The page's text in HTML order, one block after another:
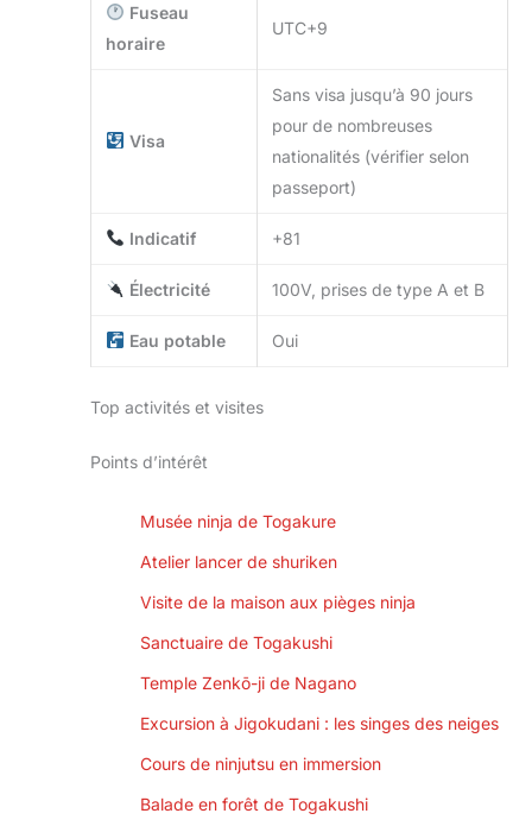
Fuseau
horaire
UTC+9
Visa
Sans visa jusqu’à 90 jours
pour de nombreuses
nationalités (vérifier selon
passeport)
Indicatif +81
Électricité 100V, prises de type A et B
Eau potable Oui
Top activités et visites
Points d’intérêt
Musée ninja de Togakure
Atelier lancer de shuriken
Visite de la maison aux pièges ninja
Sanctuaire de Togakushi
Temple Zenkō-ji de Nagano
Excursion à Jigokudani : les singes des neiges
Cours de ninjutsu en immersion
Balade en forêt de Togakushi